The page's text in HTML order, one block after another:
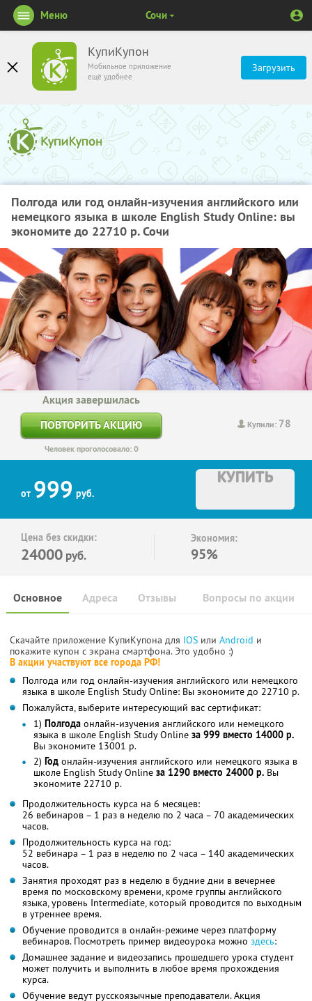
КупиКупон
Мобильное приложение
ещё удобнее
Загрузить
Меню Сочи
Полгода или год онлайн-изучения английского или
немецкого языка в школе English Study Online: вы
экономите до 22710 р. Сочи
Купили: 78
Акция завершилась
ПОВТОРИТЬ АКЦИЮ
Человек проголосовало: 0
от 999 руб.
КУПИТЬ
Цена без скидки:
24000 руб.
Экономия:
95%
Основное Отзывы Вопросы по акции
Адреса
Скачайте приложение КупиКупона для IOS или Android и
покажите купон с экрана смартфона. Это удобно :)
В акции участвуют все города РФ!
Полгода или год онлайн-изучения английского или немецкого
языка в школе English Study Online: Вы экономите до 22710 р.
Пожалуйста, выберите интересующий вас сертификат:
1) Полгода онлайн-изучения английского или немецкого
языка в школе English Study Online за 999 вместо 14000 р.
Вы экономите 13001 р.
2) Год онлайн-изучения английского или немецкого языка в
школе English Study Online за 1290 вместо 24000 р. Вы
экономите 22710 р.
Продолжительность курса на 6 месяцев:
26 вебинаров – 1 раз в неделю по 2 часа – 70 академических
часов.
Продолжительность курса на год:
52 вебинара – 1 раз в неделю по 2 часа – 140 академических
часов.
Занятия проходят раз в неделю в будние дни в вечернее
время по московскому времени, кроме группы английского
языка, уровень Intermediate, который проводится по выходным
в утреннее время.
Обучение проводится в онлайн-режиме через платформу
вебинаров. Посмотреть пример видеоурока можно здесь:
Домашнее задание и видеозапись прошедшего урока студент
может получить и выполнить в любое время прохождения
курса.
Обучение ведут русскоязычные преподаватели. Акция